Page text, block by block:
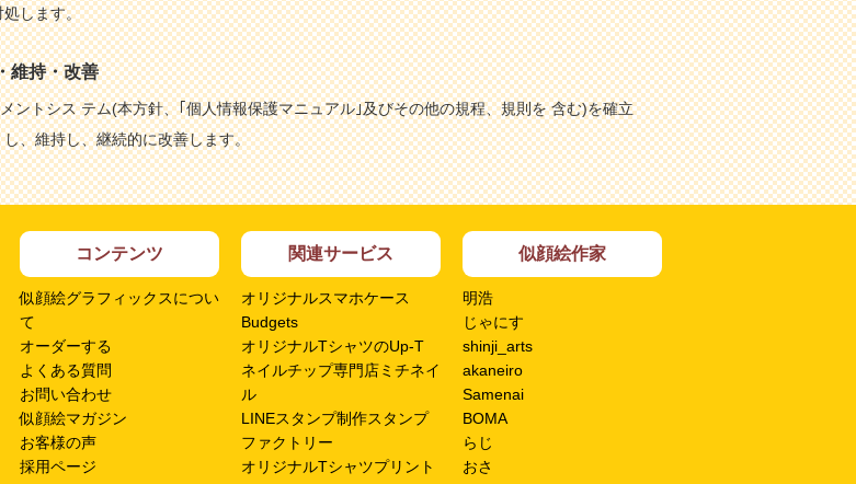
処します。
維持・改善
ントシス テム(本方針、｢個人情報保護マニュアル｣及びその他の規程、規則を 含む)を確立
、維持し、継続的に改善します。
コンテンツ
似顔絵グラフィックスについ
て
オーダーする
よくある質問
お問い合わせ
似顔絵マガジン
お客様の声
採用ページ
関連サービス
オリジナルスマホケース
Budgets
オリジナルTシャツのUp-T
ネイルチップ専門店ミチネイ
ル
LINEスタンプ制作スタンプ
ファクトリー
オリジナルTシャツプリント
似顔絵作家
明浩
じゃにす
shinji_arts
akaneiro
Samenai
BOMA
らじ
おさ